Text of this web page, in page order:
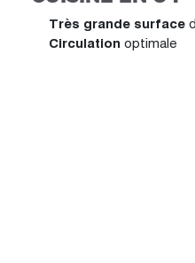
Très grande surface
Circulation optimale